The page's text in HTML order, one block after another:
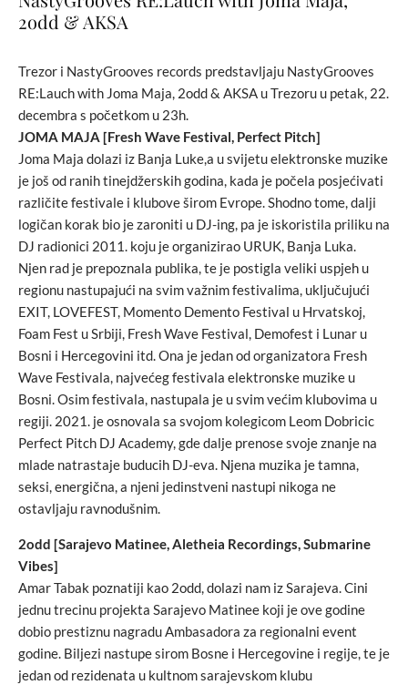
2odd & AKSA
Trezor i NastyGrooves records predstavljaju NastyGrooves
RE:Lauch with Joma Maja, 2odd & AKSA u Trezoru u petak, 22.
decembra s početkom u 23h.
JOMA MAJA [Fresh Wave Festival, Perfect Pitch]
Joma Maja dolazi iz Banja Luke,a u svijetu elektronske muzike
je još od ranih tinejdžerskih godina, kada je počela posjećivati
različite festivale i klubove širom Evrope. Shodno tome, dalji
logičan korak bio je zaroniti u DJ-ing, pa je iskoristila priliku na
DJ radionici 2011. koju je organizirao URUK, Banja Luka.
Njen rad je prepoznala publika, te je postigla veliki uspjeh u
regionu nastupajući na svim važnim festivalima, uključujući
EXIT, LOVEFEST, Momento Demento Festival u Hrvatskoj,
Foam Fest u Srbiji, Fresh Wave Festival, Demofest i Lunar u
Bosni i Hercegovini itd. Ona je jedan od organizatora Fresh
Wave Festivala, najvećeg festivala elektronske muzike u
Bosni. Osim festivala, nastupala je u svim većim klubovima u
regiji. 2021. je osnovala sa svojom kolegicom Leom Dobricic
Perfect Pitch DJ Academy, gde dalje prenose svoje znanje na
mlade natrastaje buducih DJ-eva. Njena muzika je tamna,
seksi, energična, a njeni jedinstveni nastupi nikoga ne
ostavljaju ravnodušnim.
2odd [Sarajevo Matinee, Aletheia Recordings, Submarine
Vibes]
Amar Tabak poznatiji kao 2odd, dolazi nam iz Sarajeva. Cini
jednu trecinu projekta Sarajevo Matinee koji je ove godine
dobio prestiznu nagradu Ambasadora za regionalni event
godine. Biljezi nastupe sirom Bosne i Hercegovine i regije, te je
jedan od rezidenata u kultnom sarajevskom klubu